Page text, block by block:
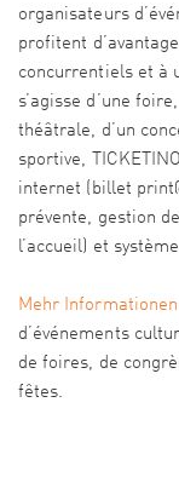
organisateurs
profitent
concurrentiels et à
s’agisse d’une
théâtrale, d’un
sportive,
internet (billet
prévente, gestion
l’accueil) et
Mehr Informationen
d’événements
de foires, de
fêtes.